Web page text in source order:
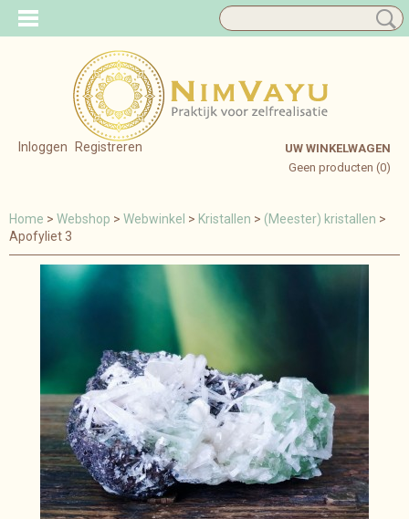
Inloggen Registreren
UW WINKELWAGEN
Geen producten (0)
Home > Webshop > Webwinkel > Kristallen > (Meester) kristallen >
Apofyliet 3